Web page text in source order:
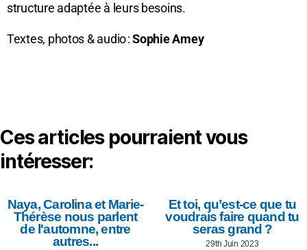
structure adaptée à leurs besoins.
Textes, photos & audio :Sophie Amey
Ces articles pourraient vous
intéresser:
Naya, Carolina et Marie-
Thérèse nous parlent
de l'automne, entre
autres...
Et toi, qu’est-ce que tu
voudrais faire quand tu
seras grand ?
29th Juin 2023